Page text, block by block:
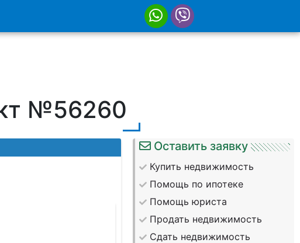
№56260
Оставить заявку
Купить недвижимость
Помощь по ипотеке
Помощь юриста
Продать недвижимость
Сдать недвижимость